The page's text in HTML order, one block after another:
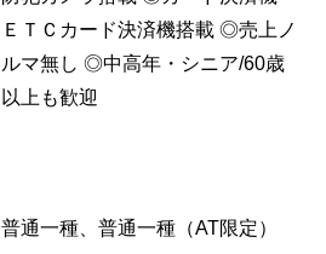
ＥＴＣカード決済機搭載 ◎売上ノ
ルマ無し ◎中高年・シニア/60歳
以上も歓迎
普通一種、普通一種（AT限定）